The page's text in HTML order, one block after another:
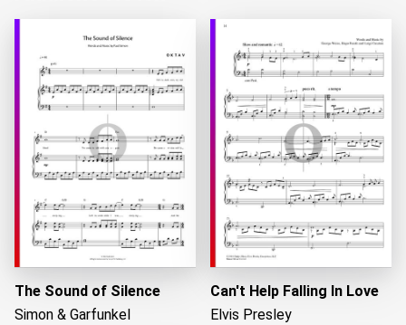
The Sound of Silence
Simon & Garfunkel
Can't Help Falling In Love
Elvis Presley